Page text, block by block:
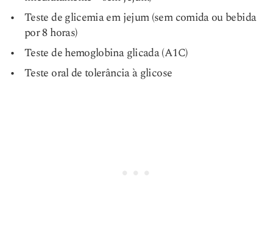
Teste de glicemia em jejum (sem comida ou bebida
por 8 horas)
Teste de hemoglobina glicada (A1C)
Teste oral de tolerância à glicose